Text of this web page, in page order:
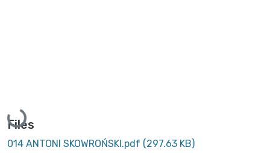
Loading...
Files
014 ANTONI SKOWROŃSKI.pdf (297.63 KB)